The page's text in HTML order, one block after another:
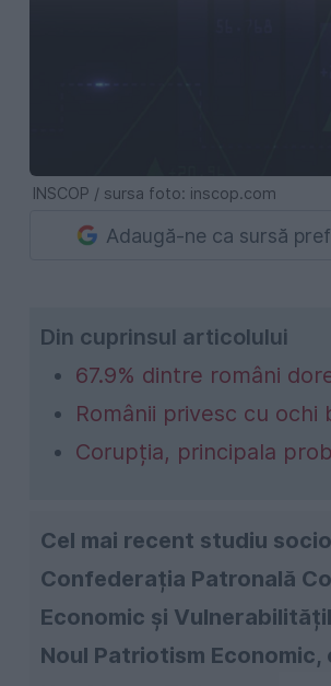
INSCOP / sursa foto: inscop.com
Adaugă-ne ca sursă
Din cuprinsul articolului
67.9% dintre români
Românii privesc cu ochi
Corupția, principala
Cel mai recent studiu
Confederația Patronală
Economic și
Noul Patriotism